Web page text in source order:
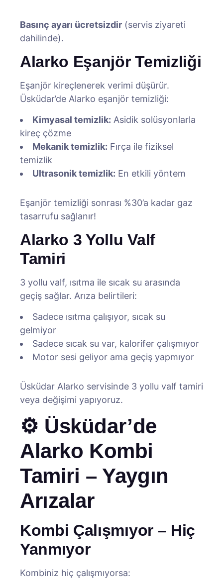
Basınç ayarı ücretsizdir (servis ziyareti
dahilinde).
Alarko Eşanjör Temizliği
Eşanjör kireçlenerek verimi düşürür.
Üsküdar’de Alarko eşanjör temizliği:
Kimyasal temizlik: Asidik solüsyonlarla
kireç çözme
Mekanik temizlik: Fırça ile fiziksel
temizlik
Ultrasonik temizlik: En etkili yöntem
Eşanjör temizliği sonrası %30’a kadar gaz
tasarrufu sağlanır!
Alarko 3 Yollu Valf
Tamiri
3 yollu valf, ısıtma ile sıcak su arasında
geçiş sağlar. Arıza belirtileri:
Sadece ısıtma çalışıyor, sıcak su
gelmiyor
Sadece sıcak su var, kalorifer çalışmıyor
Motor sesi geliyor ama geçiş yapmıyor
Üsküdar Alarko servisinde 3 yollu valf tamiri
veya değişimi yapıyoruz.
⚙️ Üsküdar’de
Alarko Kombi
Tamiri – Yaygın
Arızalar
Kombi Çalışmıyor – Hiç
Yanmıyor
Kombiniz hiç çalışmıyorsa: